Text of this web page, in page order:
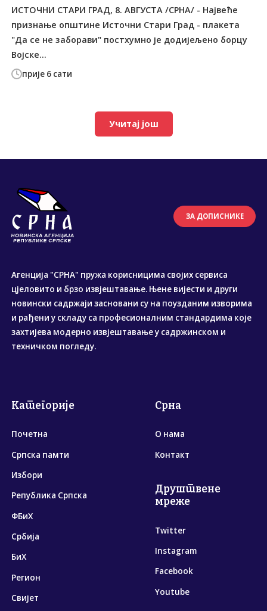
прије 6 сати
ИСТОЧНИ СТАРИ ГРАД, 8. АВГУСТА /СРНА/ - Највеће
признање општине Источни Стари Град - плакета
"Да се не заборави" постхумно је додијељено борцу
Војске...
Учитај још
ЗА ДОПИСНИКЕ
Агенција "СРНА" пружа корисницима својих сервиса
цјеловито и брзо извјештавање. Њене вијести и други
новински садржаји засновани су на поузданим изворима
и рађени у складу са професионалним стандардима које
захтијева модерно извјештавање у садржинском и
техничком погледу.
Категорије
Почетна
Српска памти
Избори
Република Српска
ФБиХ
Србија
БиХ
Регион
Свијет
Срна
О нама
Контакт
Друштвене
мреже
Twitter
Instagram
Facebook
Youtube